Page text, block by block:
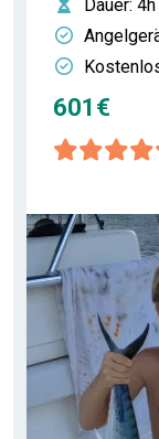
Dauer: 4h
601€